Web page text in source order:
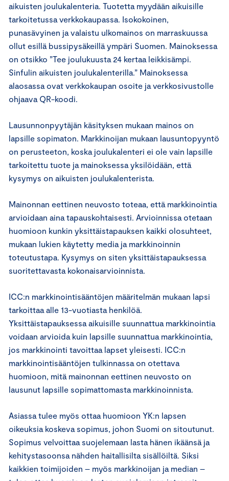
aikuisten joulukalenteria. Tuotetta myydään aikuisille
tarkoitetussa verkkokaupassa. Isokokoinen,
punasävyinen ja valaistu ulkomainos on marraskuussa
ollut esillä bussipysäkeillä ympäri Suomen. Mainoksessa
on otsikko ”Tee joulukuusta 24 kertaa leikkisämpi.
Sinfulin aikuisten joulukalenterilla.” Mainoksessa
alaosassa ovat verkkokaupan osoite ja verkkosivustolle
ohjaava QR-koodi.
Lausunnonpyytäjän käsityksen mukaan mainos on
lapsille sopimaton. Markkinoijan mukaan lausuntopyyntö
on perusteeton, koska joulukalenteri ei ole vain lapsille
tarkoitettu tuote ja mainoksessa yksilöidään, että
kysymys on aikuisten joulukalenterista.
Mainonnan eettinen neuvosto toteaa, että markkinointia
arvioidaan aina tapauskohtaisesti. Arvioinnissa otetaan
huomioon kunkin yksittäistapauksen kaikki olosuhteet,
mukaan lukien käytetty media ja markkinoinnin
toteutustapa. Kysymys on siten yksittäistapauksessa
suoritettavasta kokonaisarvioinnista.
ICC:n markkinointisääntöjen määritelmän mukaan lapsi
tarkoittaa alle 13-vuotiasta henkilöä.
Yksittäistapauksessa aikuisille suunnattua markkinointia
voidaan arvioida kuin lapsille suunnattua markkinointia,
jos markkinointi tavoittaa lapset yleisesti. ICC:n
markkinointisääntöjen tulkinnassa on otettava
huomioon, mitä mainonnan eettinen neuvosto on
lausunut lapsille sopimattomasta markkinoinnista.
Asiassa tulee myös ottaa huomioon YK:n lapsen
oikeuksia koskeva sopimus, johon Suomi on sitoutunut.
Sopimus velvoittaa suojelemaan lasta hänen ikäänsä ja
kehitystasoonsa nähden haitallisilta sisällöiltä. Siksi
kaikkien toimijoiden – myös markkinoijan ja median –